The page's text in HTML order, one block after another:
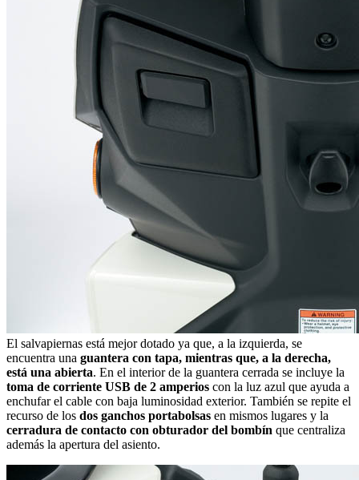
El salvapiernas está mejor dotado ya que, a la izquierda, se
encuentra una guantera con tapa, mientras que, a la derecha,
está una abierta. En el interior de la guantera cerrada se incluye la
toma de corriente USB de 2 amperios con la luz azul que ayuda a
enchufar el cable con baja luminosidad exterior. También se repite el
recurso de los dos ganchos portabolsas en mismos lugares y la
cerradura de contacto con obturador del bombín que centraliza
además la apertura del asiento.